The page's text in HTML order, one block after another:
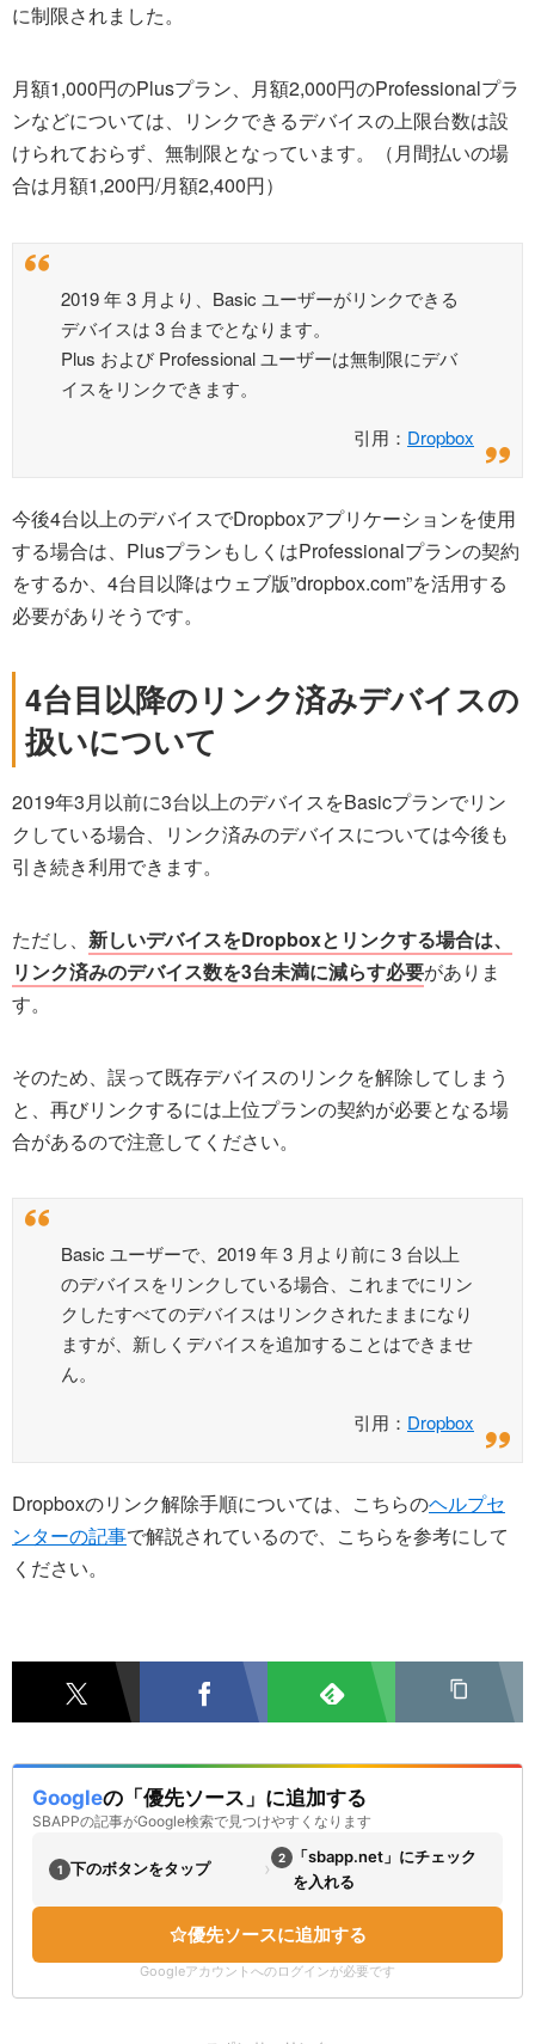
に制限されました。
月額1,000円のPlusプラン、月額2,000円のProfessionalプラ
ンなどについては、リンクできるデバイスの上限台数は設
けられておらず、無制限となっています。（月間払いの場
合は月額1,200円/月額2,400円）
2019 年 3 月より、Basic ユーザーがリンクできる
デバイスは 3 台までとなります。
Plus および Professional ユーザーは無制限にデバ
イスをリンクできます。
引用： Dropbox
今後4台以上のデバイスでDropboxアプリケーションを使用
する場合は、PlusプランもしくはProfessionalプランの契約
をするか、4台目以降はウェブ版”dropbox.com”を活用する
必要がありそうです。
4台目以降のリンク済みデバイスの
扱いについて
2019年3月以前に3台以上のデバイスをBasicプランでリン
クしている場合、リンク済みのデバイスについては今後も
引き続き利用できます。
ただし、 新しいデバイスをDropboxとリンクする場合は、
リンク済みのデバイス数を3台未満に減らす必要がありま
す。
そのため、誤って既存デバイスのリンクを解除してしまう
と、再びリンクするには上位プランの契約が必要となる場
合があるので注意してください。
Basic ユーザーで、2019 年 3 月より前に 3 台以上
のデバイスをリンクしている場合、これまでにリン
クしたすべてのデバイスはリンクされたままになり
ますが、新しくデバイスを追加することはできませ
ん。
引用： Dropbox
Dropboxのリンク解除手順については、こちらのヘルプセ
ンターの記事で解説されているので、こちらを参考にして
ください。
Googleの「優先ソース」に追加する
SBAPPの記事がGoogle検索で見つけやすくなります
1 下のボタンをタップ › 2
「sbapp.net」にチェック
を入れる
優先ソースに追加する
Googleアカウントへのログインが必要です